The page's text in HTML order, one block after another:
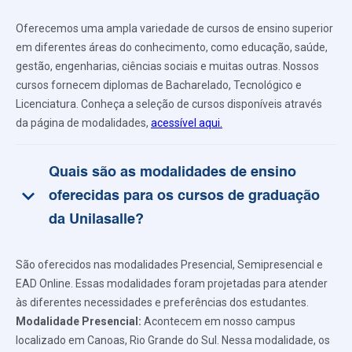
Oferecemos uma ampla variedade de cursos de ensino superior
em diferentes áreas do conhecimento, como educação, saúde,
gestão, engenharias, ciências sociais e muitas outras. Nossos
cursos fornecem diplomas de Bacharelado, Tecnológico e
Licenciatura. Conheça a seleção de cursos disponíveis através
da página de modalidades, acessível aqui.
keyboard_arrow_down
Quais são as modalidades de ensino
oferecidas para os cursos de graduação
da Unilasalle?
São oferecidos nas modalidades Presencial, Semipresencial e
EAD Online. Essas modalidades foram projetadas para atender
às diferentes necessidades e preferências dos estudantes.
Modalidade Presencial: Acontecem em nosso campus
localizado em Canoas, Rio Grande do Sul. Nessa modalidade, os